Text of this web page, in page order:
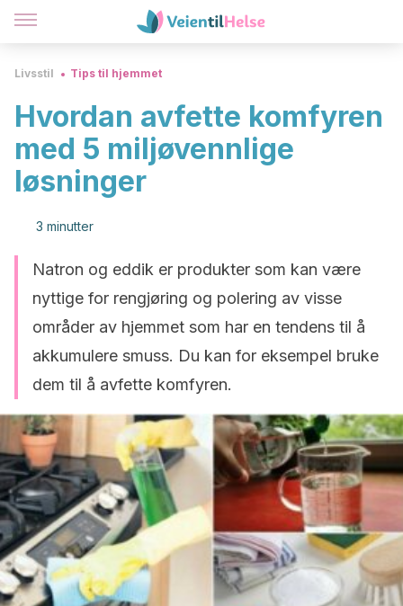
Livsstil Tips til hjemmet
Hvordan avfette komfyren
med 5 miljøvennlige
løsninger
3 minutter
Natron og eddik er produkter som kan være
nyttige for rengjøring og polering av visse
områder av hjemmet som har en tendens til å
akkumulere smuss. Du kan for eksempel bruke
dem til å avfette komfyren.